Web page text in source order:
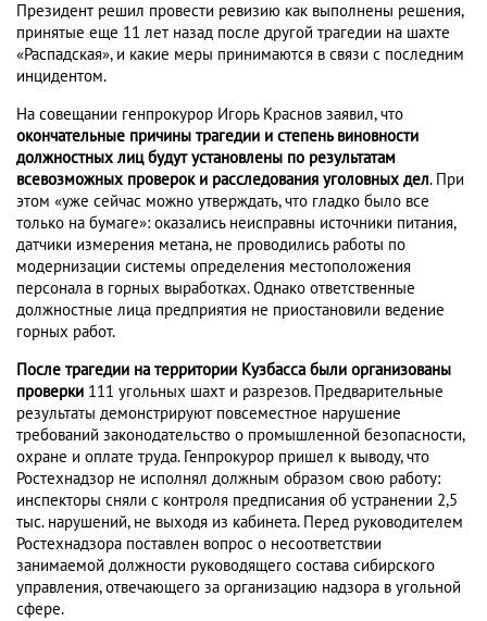
Президент решил провести ревизию как выполнены решения,
принятые еще 11 лет назад после другой трагедии на шахте
«Распадская», и какие меры принимаются в связи с последним
инцидентом.
На совещании генпрокурор Игорь Краснов заявил, что
окончательные причины трагедии и степень виновности
должностных лиц будут установлены по результатам
всевозможных проверок и расследования уголовных дел. При
этом «уже сейчас можно утверждать, что гладко было все
только на бумаге»: оказались неисправны источники питания,
датчики измерения метана, не проводились работы по
модернизации системы определения местоположения
персонала в горных выработках. Однако ответственные
должностные лица предприятия не приостановили ведение
горных работ.
После трагедии на территории Кузбасса были организованы
проверки 111 угольных шахт и разрезов. Предварительные
результаты демонстрируют повсеместное нарушение
требований законодательство о промышленной безопасности,
охране и оплате труда. Генпрокурор пришел к выводу, что
Ростехнадзор не исполнял должным образом свою работу:
инспекторы сняли с контроля предписания об устранении 2,5
тыс. нарушений, не выходя из кабинета. Перед руководителем
Ростехнадзора поставлен вопрос о несоответствии
занимаемой должности руководящего состава сибирского
управления, отвечающего за организацию надзора в угольной
сфере.